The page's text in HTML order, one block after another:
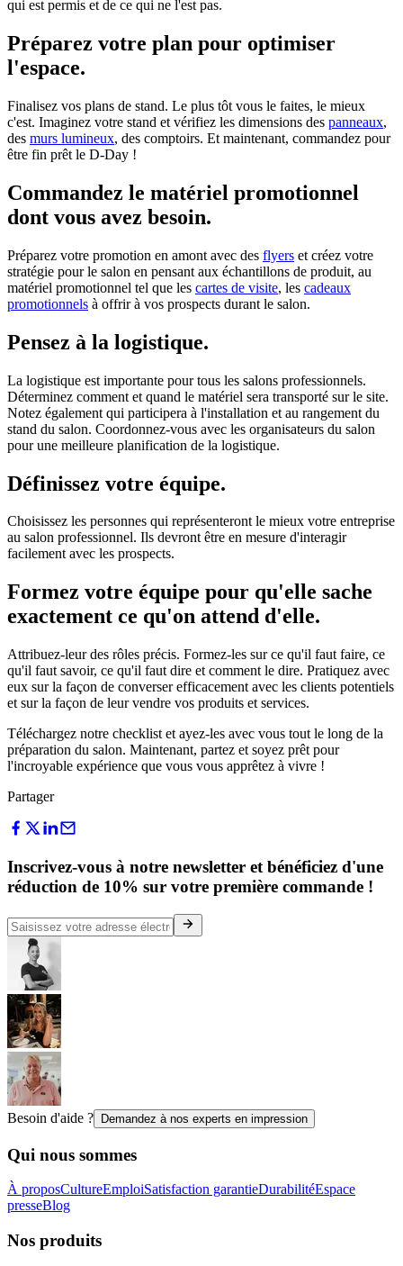
qui est permis et de ce qui ne l'est pas.
Préparez votre plan pour optimiser
l'espace.
Finalisez vos plans de stand. Le plus tôt vous le faites, le mieux
c'est. Imaginez votre stand et vérifiez les dimensions des panneaux,
des murs lumineux, des comptoirs. Et maintenant, commandez pour
être fin prêt le D-Day !
Commandez le matériel promotionnel
dont vous avez besoin.
Préparez votre promotion en amont avec des flyers et créez votre
stratégie pour le salon en pensant aux échantillons de produit, au
matériel promotionnel tel que les cartes de visite, les cadeaux
promotionnels à offrir à vos prospects durant le salon.
Pensez à la logistique.
La logistique est importante pour tous les salons professionnels.
Déterminez comment et quand le matériel sera transporté sur le site.
Notez également qui participera à l'installation et au rangement du
stand du salon. Coordonnez-vous avec les organisateurs du salon
pour une meilleure planification de la logistique.
Définissez votre équipe.
Choisissez les personnes qui représenteront le mieux votre entreprise
au salon professionnel. Ils devront être en mesure d'interagir
facilement avec les prospects.
Formez votre équipe pour qu'elle sache
exactement ce qu'on attend d'elle.
Attribuez-leur des rôles précis. Formez-les sur ce qu'il faut faire, ce
qu'il faut savoir, ce qu'il faut dire et comment le dire. Pratiquez avec
eux sur la façon de converser efficacement avec les clients potentiels
et sur la façon de leur vendre vos produits et services.
Téléchargez notre checklist et ayez-les avec vous tout le long de la
préparation du salon. Maintenant, partez et soyez prêt pour
l'incroyable expérience que vous vous apprêtez à vivre !
Partager
Inscrivez-vous à notre newsletter et bénéficiez d'une
réduction de 10% sur votre première commande !
Besoin d'aide ? Demandez à nos experts en impression
Qui nous sommes
À proposCultureEmploiSatisfaction garantieDurabilitéEspace
presseBlog
Nos produits